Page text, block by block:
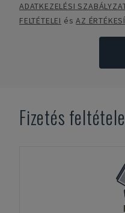
ADATKEZELÉSI
FELTÉTELEI ésAZ
Fizetés